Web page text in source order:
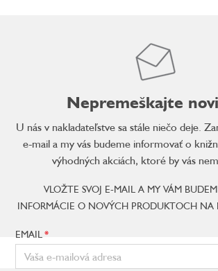
Nepremeškajte
U nás v nakladateľstve sa stále niečo deje.
e-mail a my vás budeme informovať o
výhodných akciách, ktoré by vás
VLOŽTE SVOJ E-MAIL A MY VÁM
INFORMÁCIE O NOVÝCH PRODUKTOCH NA
EMAIL